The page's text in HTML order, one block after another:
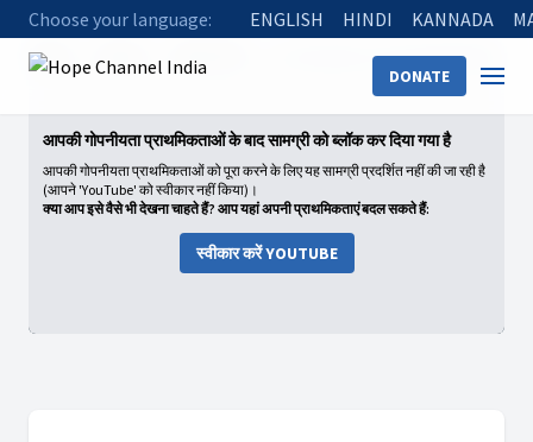
Choose your language: ENGLISH HINDI KANNADA
DONATE
Home 11 The Faith of Praying Mothers
आपकी गोपनीयता प्राथमिकताओं के बाद सामग्री को ब्लॉक कर दिया गया है
आपकी गोपनीयता प्राथमिकताओं को पूरा करने के लिए यह सामग्री प्रदर्शित नहीं की जा रही है
(आपने 'YouTube' को स्वीकार नहीं किया)।
क्या आप इसे वैसे भी देखना चाहते हैं? आप यहां अपनी प्राथमिकताएं बदल सकते हैं:
स्वीकार करें YOUTUBE